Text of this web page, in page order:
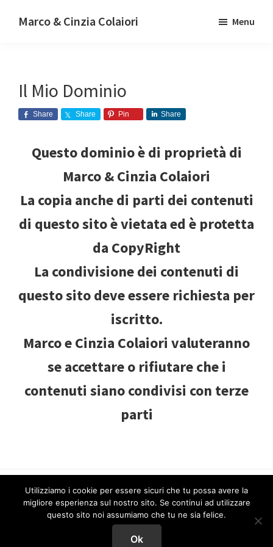
Marco & Cinzia Colaiori Menu
Il Mio Dominio
Share Share Pin Share
Questo dominio è di proprietà di
Marco & Cinzia Colaiori
La copia anche di parti dei contenuti
di questo sito è vietata ed è protetta
da CopyRight
La condivisione dei contenuti di
questo sito deve essere richiesta per
iscritto.
Marco e Cinzia Colaiori valuteranno
se accettare o rifiutare che i
contenuti siano condivisi con terze
parti
© Copyright 2019My Domain· All Rights Reserved · Powered
byMarco&CinziaColaiori· Accedi
Chi Siamo Articoli
Privacy Policy
Utilizziamo i cookie per essere sicuri che tu possa avere la
migliore esperienza sul nostro sito. Se continui ad utilizzare
questo sito noi assumiamo che tu ne sia felice.
Ok